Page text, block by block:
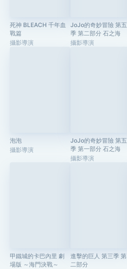
死神 BLEACH 千年血
戰篇
攝影導演
JoJo的奇妙冒險 第五
季 第二部分 石之海
攝影導演
泡泡
攝影導演
JoJo的奇妙冒險 第五
季 第一部分 石之海
攝影導演
甲鐵城的卡巴內里 劇
場版 ～海門決戰～
進擊的巨人 第三季 第
二部分